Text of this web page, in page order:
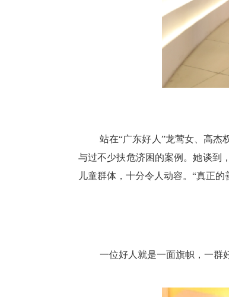
站在“广东好人”龙莺女、高杰
与过不少扶危济困的案例。她谈到
儿童群体，十分令人动容。“真正
一位好人就是一面旗帜，一群